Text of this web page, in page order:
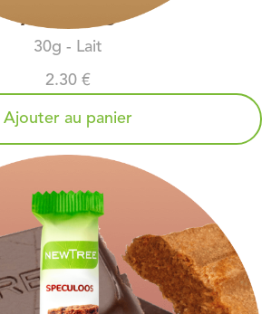
AMANDES
30g - Lait
2.30 €
Ajouter au panier